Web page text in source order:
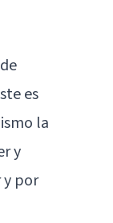
es
la
y
por